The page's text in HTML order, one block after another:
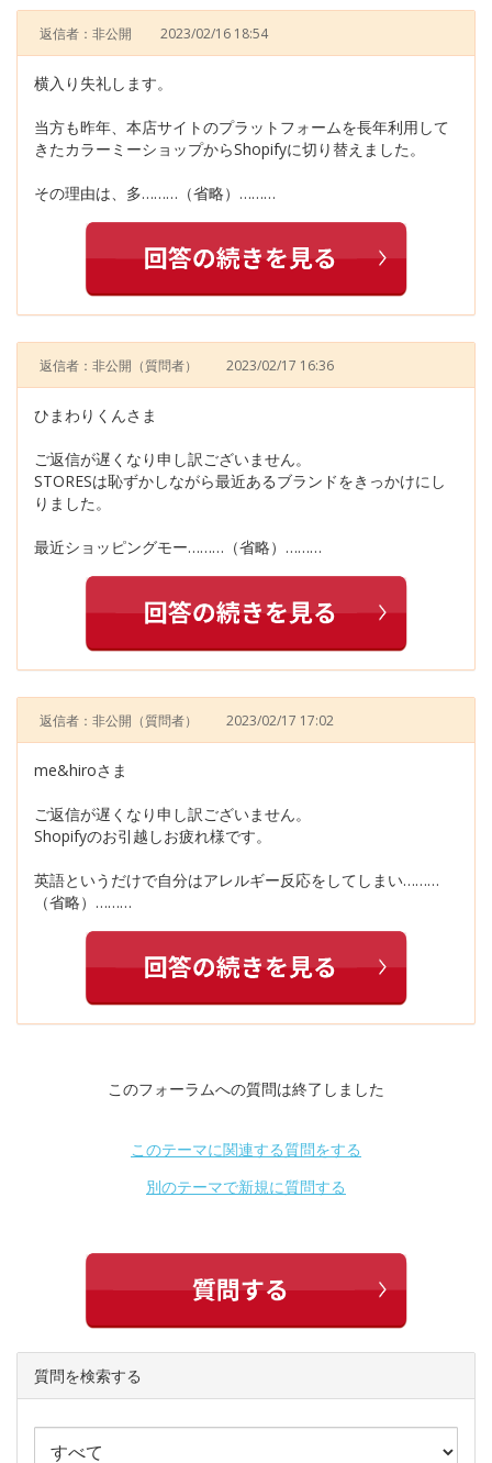
返信者：非公開 2023/02/16 18:54
横入り失礼します。
当方も昨年、本店サイトのプラットフォームを長年利用して
きたカラーミーショップからShopifyに切り替えました。
その理由は、多………（省略）………
返信者：非公開 （質問者） 2023/02/17 16:36
ひまわりくんさま
ご返信が遅くなり申し訳ございません。
STORESは恥ずかしながら最近あるブランドをきっかけにし
りました。
最近ショッピングモー………（省略）………
返信者：非公開 （質問者） 2023/02/17 17:02
me&hiroさま
ご返信が遅くなり申し訳ございません。
Shopifyのお引越しお疲れ様です。
英語というだけで自分はアレルギー反応をしてしまい………
（省略）………
このフォーラムへの質問は終了しました
このテーマに関連する質問をする
別のテーマで新規に質問する
質問を検索する